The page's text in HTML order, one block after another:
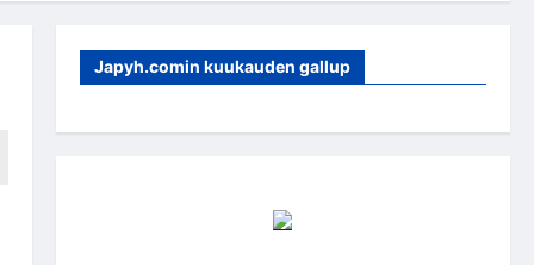
Japyh.comin kuukauden gallup